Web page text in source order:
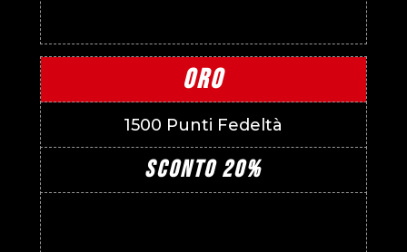
ORO
1500 Punti Fedeltà
SCONTO 20%